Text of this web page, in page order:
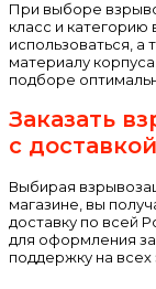
При выборе
класс и
использоваться, а
материалу
подборе
Заказать
с доставкой
Выбирая
магазине, вы
доставку по всей
для оформления
поддержку на всех